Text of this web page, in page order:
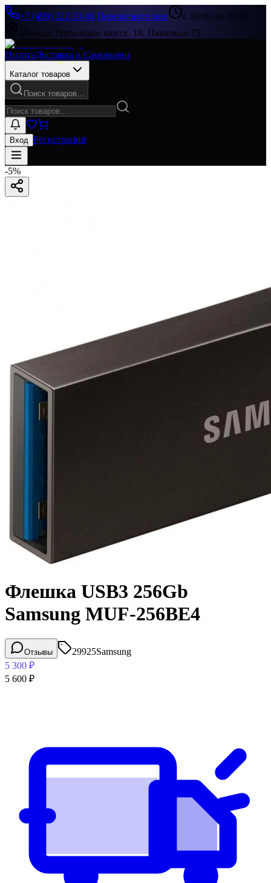
+7 (499) 322-33-86|Перезвоните мне
с 10:00 до 19:00
Москва, Пятницкое шоссе, 18, Павильон 73
ОплатаДоставка и Самовывоз
Каталог товаров
Поиск товаров...
Вход Регистрация
-5%
Флешка USB3 256Gb
Samsung MUF-256BE4
Отзывы 29925Samsung
5 300 ₽
5 600 ₽